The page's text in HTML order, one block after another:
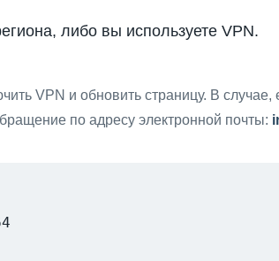
либо вы используете VPN.
VPN и обновить страницу. В
по адресу электронной почты: